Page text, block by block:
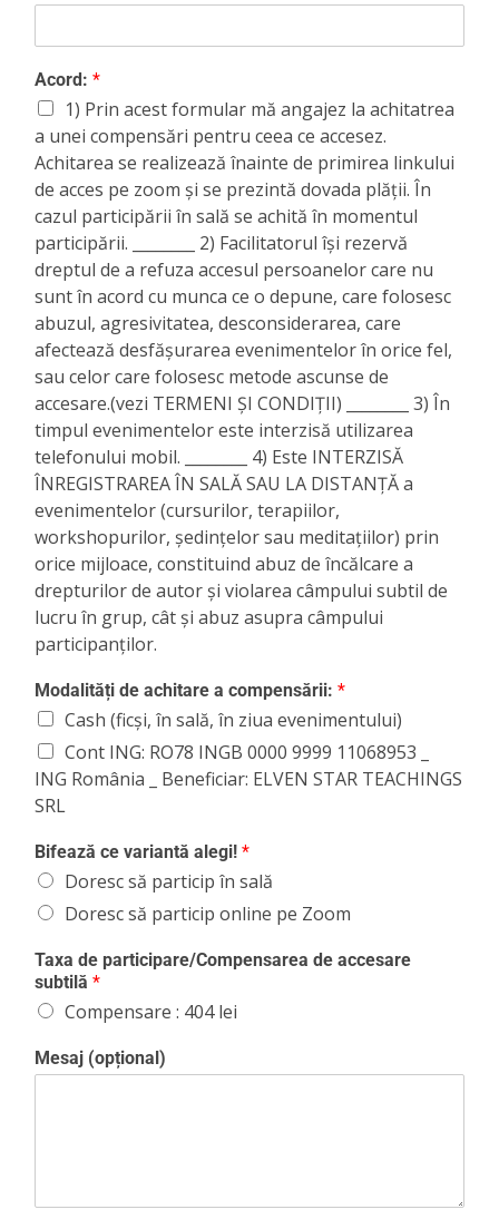
Acord: *
1) Prin acest formular mă angajez la achitatrea
a unei compensări pentru ceea ce accesez.
Achitarea se realizează înainte de primirea linkului
de acces pe zoom și se prezintă dovada plății. În
cazul participării în sală se achită în momentul
participării. ________ 2) Facilitatorul își rezervă
dreptul de a refuza accesul persoanelor care nu
sunt în acord cu munca ce o depune, care folosesc
abuzul, agresivitatea, desconsiderarea, care
afectează desfășurarea evenimentelor în orice fel,
sau celor care folosesc metode ascunse de
accesare.(vezi TERMENI ȘI CONDIȚII) ________ 3) În
timpul evenimentelor este interzisă utilizarea
telefonului mobil. ________ 4) Este INTERZISĂ
ÎNREGISTRAREA ÎN SALĂ SAU LA DISTANȚĂ a
evenimentelor (cursurilor, terapiilor,
workshopurilor, ședințelor sau meditațiilor) prin
orice mijloace, constituind abuz de încălcare a
drepturilor de autor și violarea câmpului subtil de
lucru în grup, cât și abuz asupra câmpului
participanților.
Modalități de achitare a compensării: *
Cash (ficși, în sală, în ziua evenimentului)
Cont ING: RO78 INGB 0000 9999 11068953 _
ING România _ Beneficiar: ELVEN STAR TEACHINGS
SRL
Bifează ce variantă alegi! *
Doresc să particip în sală
Doresc să particip online pe Zoom
Taxa de participare/Compensarea de accesare
subtilă *
Compensare : 404 lei
Mesaj (opțional)